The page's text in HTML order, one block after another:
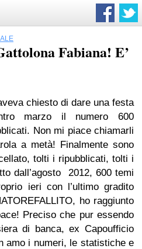
Fabiana! E’
chiesto di dare una festa
marzo il numero 600
Non mi piace chiamarli
a metà! Finalmente sono
tolti i ripubblicati, tolti i
dall’agosto 2012, 600 temi
ieri con l’ultimo gradito
ho raggiunto
Preciso che pur essendo
di banca, ex Capoufficio
amo i numeri, le statistiche e